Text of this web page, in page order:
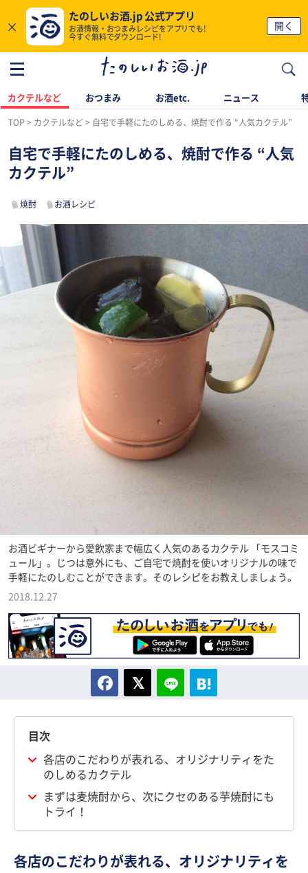
×
たのしいお酒.jp 公式アプリ
お酒情報・おつまみレシピをアプリでも!
今すぐ無料でダウンロード!
開く
カクテルなど おつまみ お酒etc. ニュース
TOP カクテルなど 自宅で手軽にたのしめる、焼酎で作る “人気カクテル”
自宅で手軽にたのしめる、焼酎で作る “人気
カクテル”
焼酎 お酒レシピ
お酒ビギナーから愛飲家まで幅広く人気のあるカクテル 「モスコミ
ュール」。じつは意外にも、ご自宅で焼酎を使いオリジナルの味で
手軽にたのしむことができます。そのレシピをお教えしましょう。
2018.12.27
目次
各店のこだわりが表れる、オリジナリティをた
のしめるカクテル
まずは麦焼酎から、次にクセのある芋焼酎にも
トライ！
各店のこだわりが表れる、オリジナリティを